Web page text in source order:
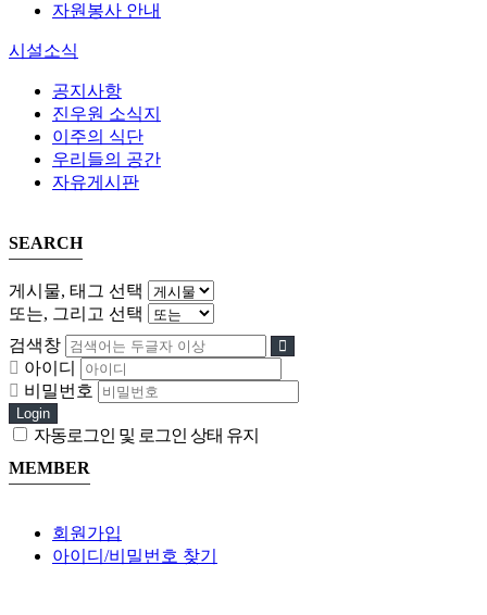
자원봉사 안내
시설소식
공지사항
진우원 소식지
이주의 식단
우리들의 공간
자유게시판
SEARCH
게시물, 태그 선택
또는, 그리고 선택
검색창
아이디
비밀번호
Login
자동로그인 및 로그인 상태 유지
MEMBER
회원가입
아이디/비밀번호 찾기